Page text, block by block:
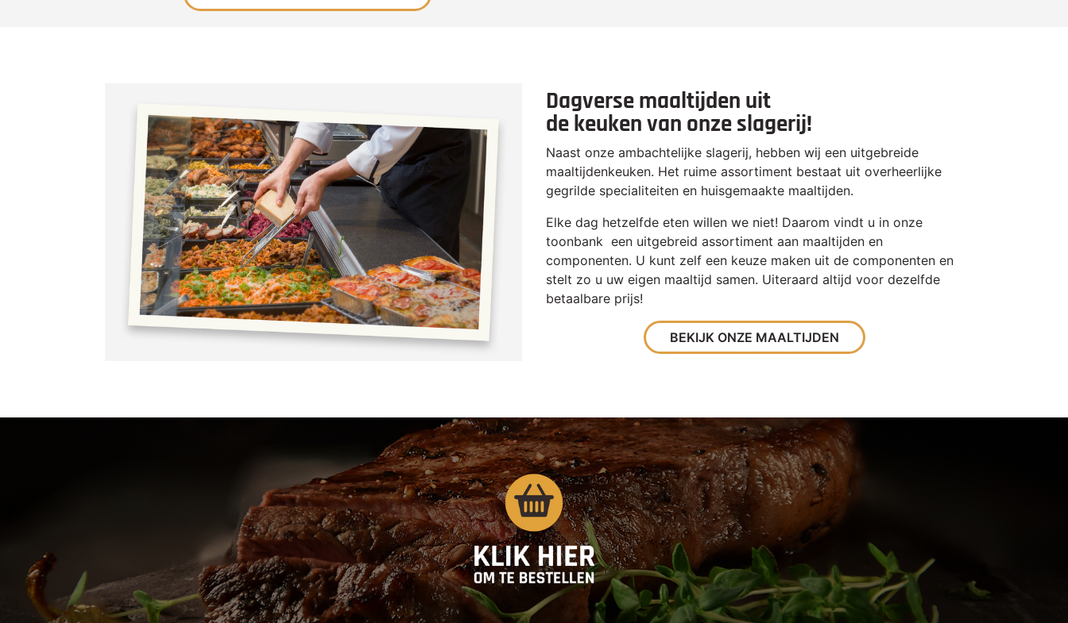
Dagverse maaltijden uit
de keuken van onze slagerij!
Naast onze ambachtelijke slagerij, hebben wij een uitgebreide
maaltijdenkeuken. Het ruime assortiment bestaat uit overheerlijke
gegrilde specialiteiten en huisgemaakte maaltijden.
Elke dag hetzelfde eten willen we niet! Daarom vindt u in onze
toonbank een uitgebreid assortiment aan maaltijden en
componenten. U kunt zelf een keuze maken uit de componenten en
stelt zo u uw eigen maaltijd samen. Uiteraard altijd voor dezelfde
betaalbare prijs!
BEKIJK ONZE MAALTIJDEN